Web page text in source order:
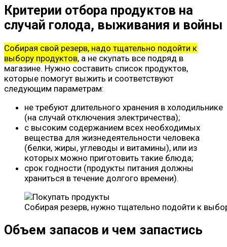
Критерии отбора продуктов на
случай голода, выживания и войны
Собирая свой резерв, надо тщательно подойти к
выбору продуктов, а не скупать все подряд в
магазине. Нужно составить список продуктов,
которые помогут выжить и соответствуют
следующим параметрам:
не требуют длительного хранения в холодильнике
(на случай отключения электричества);
с высоким содержанием всех необходимых
вещества для жизнедеятельности человека
(белки, жиры, углеводы и витамины), или из
которых можно приготовить такие блюда;
срок годности (продукты питания должны
храниться в течение долгого времени).
Собирая резерв, нужно тщательно подойти к
Объем запасов и чем запастись